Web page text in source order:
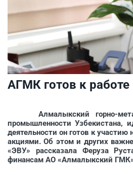
АГМК готов к
Алмалыкский горно-
промышленности Узбекистана,
деятельности он готов к
акциями. Об этом и других
«ЭВУ» рассказала ­Феруза
финансам АО «Алмалыкский